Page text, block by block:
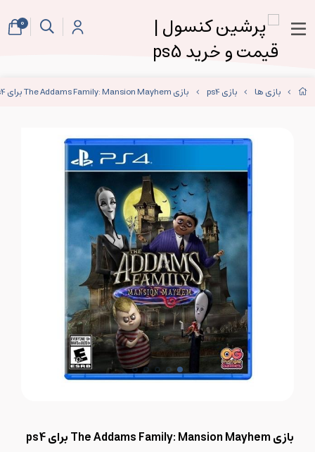
بازی ها بازی ps4 بازی The Addams Family: Mansion Mayhem برای ps4
بازی The Addams Family: Mansion Mayhem برای ps4
0